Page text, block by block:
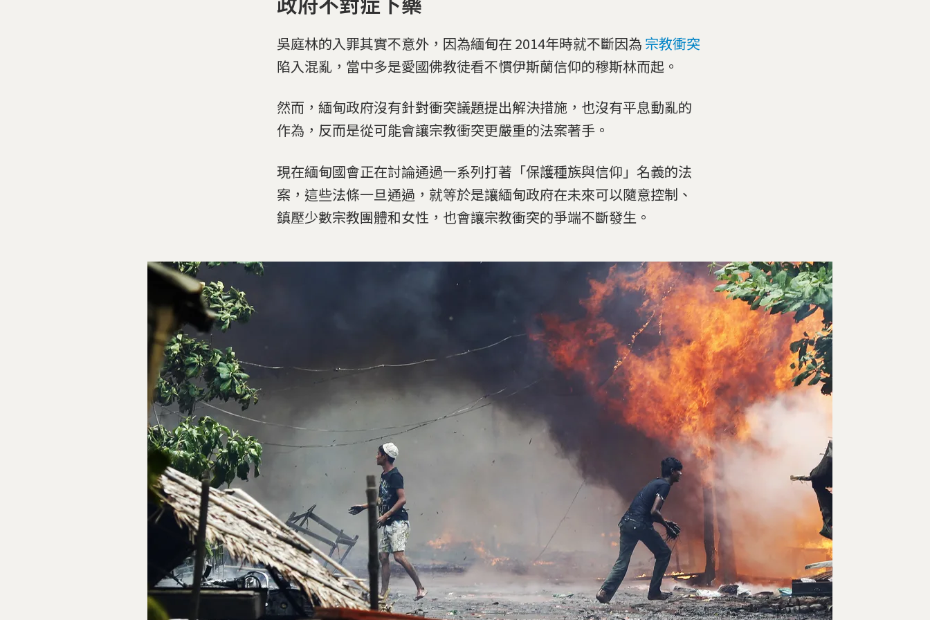
吳庭林的入罪其實不意外，因為緬甸在 2014年時就不斷因為 宗教衝突
陷入混亂，當中多是愛國佛教徒看不慣伊斯蘭信仰的穆斯林而起。
然而，緬甸政府沒有針對衝突議題提出解決措施，也沒有平息動亂的
作為，反而是從可能會讓宗教衝突更嚴重的法案著手。
現在緬甸國會正在討論通過一系列打著「保護種族與信仰」名義的法
案，這些法條一旦通過，就等於是讓緬甸政府在未來可以隨意控制、
鎮壓少數宗教團體和女性，也會讓宗教衝突的爭端不斷發生。